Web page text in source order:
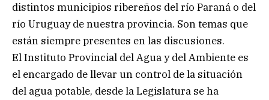
distintos municipios ribereños del río Paraná o del
río Uruguay de nuestra provincia. Son temas que
están siempre presentes en las discusiones.
El Instituto Provincial del Agua y del Ambiente es
el encargado de llevar un control de la situación
del agua potable, desde la Legislatura se ha